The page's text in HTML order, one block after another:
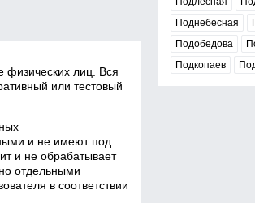
физических лиц. Вся
или тестовый
и не имеют под
и не обрабатывает
отдельными
в соответствии
Поднебесная
Подобедова
Подкопаев